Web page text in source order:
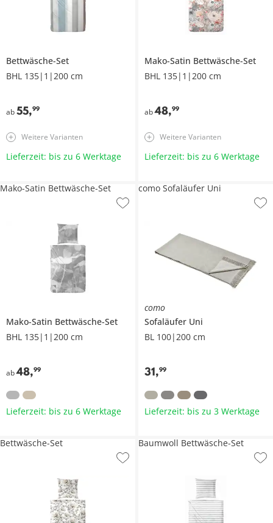
Bettwäsche-Set
BHL 135|1|200 cm
ab55,99
Weitere Varianten
Lieferzeit: bis zu 6 Werktage
Mako-Satin Bettwäsche-Set
BHL 135|1|200 cm
ab48,99
Weitere Varianten
Lieferzeit: bis zu 6 Werktage
Mako-Satin Bettwäsche-Set
BHL 135|1|200 cm
ab48,99
Mako-Satin Bettwäsche-Set
Lieferzeit: bis zu 6 Werktage
como
Sofaläufer Uni
BL 100|200 cm
31,99
como Sofaläufer Uni
Lieferzeit: bis zu 3 Werktage
Bettwäsche-Set Baumwoll Bettwäsche-Set